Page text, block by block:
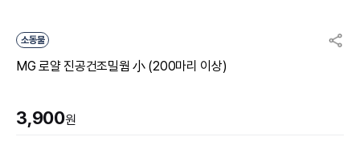
소동물
MG 로얄 진공건조밀웜 小 (200마리 이상)
3,900원